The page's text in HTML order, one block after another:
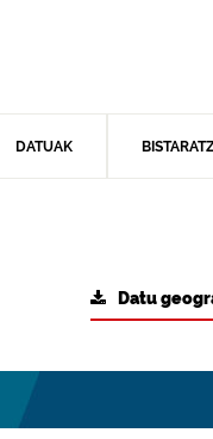
DATUAK
Datu